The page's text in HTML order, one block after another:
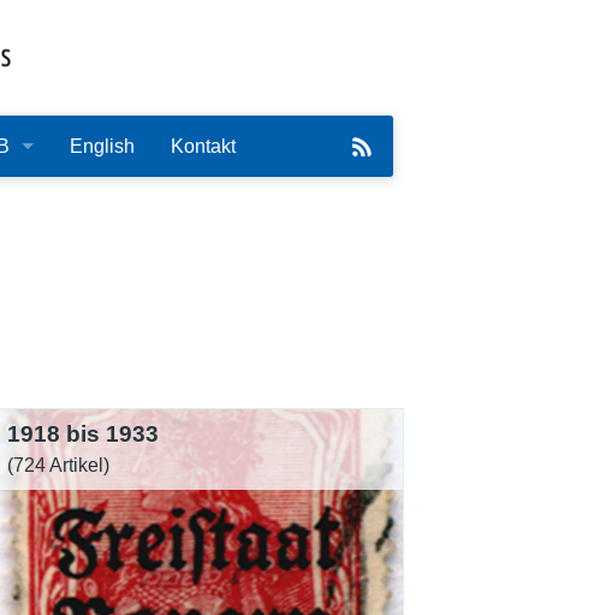
Beirat
English Kontakt
1918 bis 1933
(724 Artikel)